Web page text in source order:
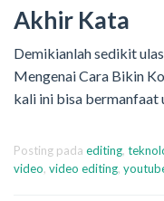
Akhir Kata
Demikianlah sedikit
Mengenai Cara Bikin
kali ini bisa bermanfaat
Posting pada editing,
video, video editing,